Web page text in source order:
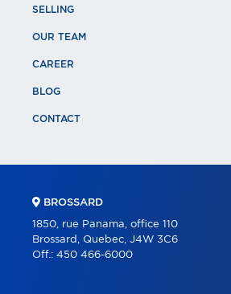
SELLING
OUR TEAM
CAREER
BLOG
CONTACT
BROSSARD
1850, rue Panama, office 110
Brossard, Quebec, J4W 3C6
Off.: 450 466-6000